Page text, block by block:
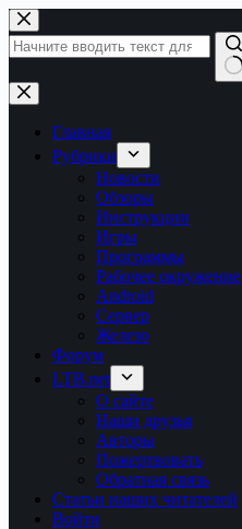
Перейти
к
сути
Ничего
не
найденоГлавная
Рубрики
Новости
Обзоры
Инструкции
Игры
Программы
Рабочее окружение
Android
Сервер
Железо
Форум
LTB.net
О сайте
Наши друзья
Авторы
Пожертвовать
Обратная связь
Статьи наших читателей
Войти